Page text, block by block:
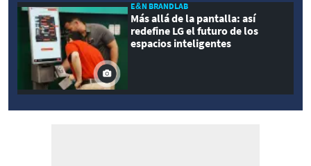
E&N BRANDLAB
Más allá de la pantalla: así
redefine LG el futuro de los
espacios inteligentes